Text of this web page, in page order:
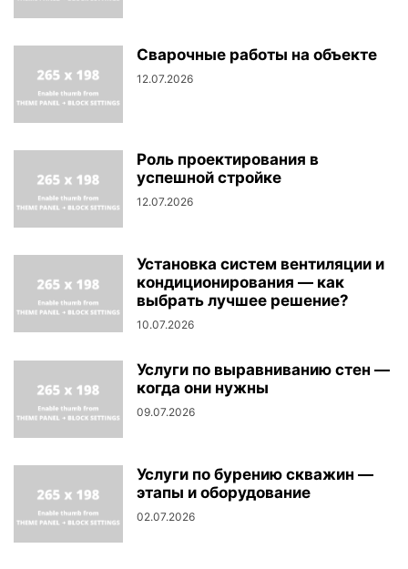
Сварочные работы на объекте
12.07.2026
Роль проектирования в
успешной стройке
12.07.2026
Установка систем вентиляции и
кондиционирования — как
выбрать лучшее решение?
10.07.2026
Услуги по выравниванию стен —
когда они нужны
09.07.2026
Услуги по бурению скважин —
этапы и оборудование
02.07.2026